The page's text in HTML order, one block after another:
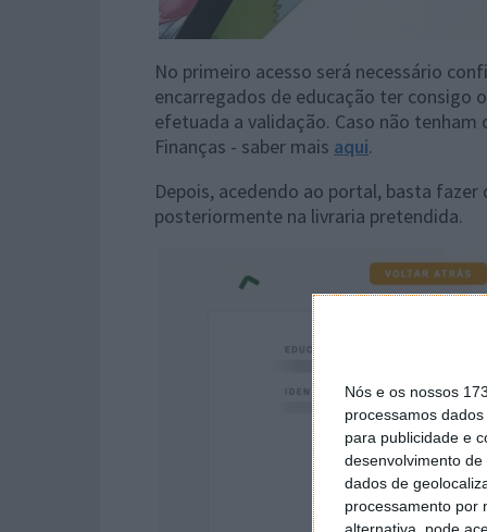
Nós e os nossos
processamos
para publicidade e
desenvolvimento de
dados de
processamento por
No primeiro acesso será necessário
encarregados de educação ter consigo
efetuada a validação. Caso não
Finanças - saber mais aqui.
Depois, acedendo ao portal, basta
posteriormente na livraria pretendida.